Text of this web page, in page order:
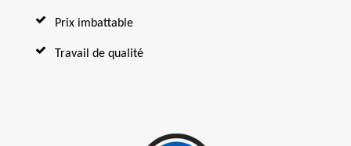
Prix imbattable
Travail de qualité